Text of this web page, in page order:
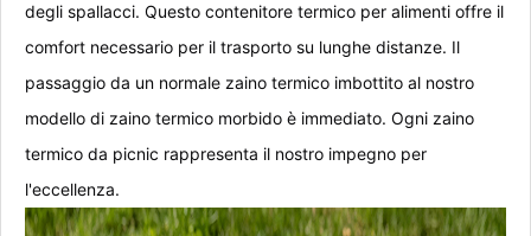
degli spallacci. Questo contenitore termico per alimenti offre il
comfort necessario per il trasporto su lunghe distanze. Il
passaggio da un normale zaino termico imbottito al nostro
modello di zaino termico morbido è immediato. Ogni zaino
termico da picnic rappresenta il nostro impegno per
l'eccellenza.